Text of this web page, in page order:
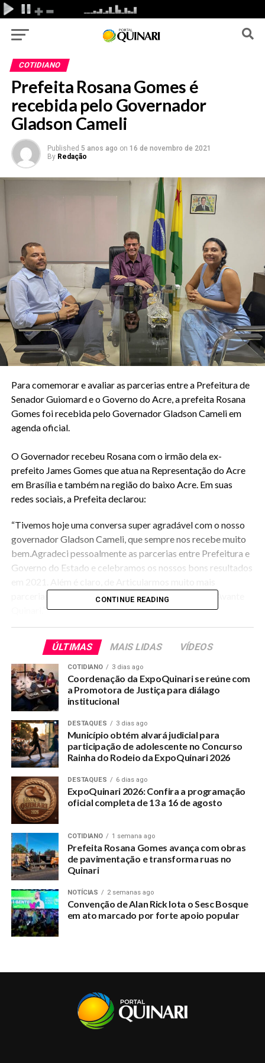
COTIDIANO
Prefeita Rosana Gomes é
recebida pelo Governador
Gladson Cameli
Published 5 anos ago on 16 de novembro de 2021
By Redação
Para comemorar e avaliar as parcerias entre a Prefeitura de
Senador Guiomard e o Governo do Acre, a prefeita Rosana
Gomes foi recebida pelo Governador Gladson Cameli em
agenda oficial.
O Governador recebeu Rosana com o irmão dela ex-
prefeito James Gomes que atua na Representação do Acre
em Brasília e também na região do baixo Acre. Em suas
redes sociais, a Prefeita declarou:
“Tivemos hoje uma conversa super agradável com o nosso
governadorGladson Cameli, que sempre nos recebe muito
bem.Agradeci pessoalmente as parcerias entre Prefeitura e
Governo do Estado e celebramos os nossos bons resultados
parcerias para 2022, para que o trabalho continue! Avante
Estado e a Prefeitura, como melhorias de ruas, cessão de
maquinário, dentre outros apoios ao Quinari.
RELATED TOPICS:
UP NEXT
Caso de Covid-19 na escola 15 de Junho se encontra
sobre análise, segundo Núcleo da SEE
DON'T MISS
Quinari antecipa feriado de quarta para terça-feira
segundo decreto municipal
CONTINUE READING
ÚLTIMAS MAIS LIDAS VÍDEOS
COTIDIANO 3 dias ago
Coordenação da ExpoQuinari se reúne com
a Promotora de Justiça para diálago
institucional
DESTAQUES 3 dias ago
Município obtém alvará judicial para
participação de adolescente no Concurso
Rainha do Rodeio da ExpoQuinari 2026
DESTAQUES 6 dias ago
ExpoQuinari 2026: Confira a programação
oficial completa de 13 a 16 de agosto
COTIDIANO 1 semana ago
Prefeita Rosana Gomes avança com obras
de pavimentação e transforma ruas no
Quinari
NOTÍCIAS 2 semanas ago
Convenção de Alan Rick lota o Sesc Bosque
em ato marcado por forte apoio popular